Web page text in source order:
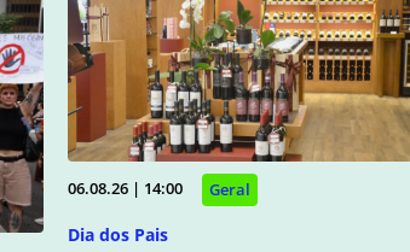
06.08.26 | 14:00 Geral
Dia dos Pais